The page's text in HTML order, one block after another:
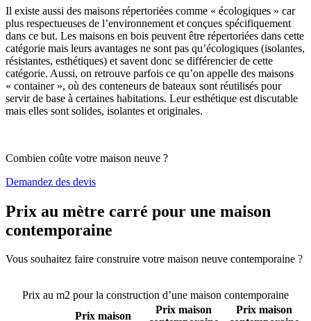
Il existe aussi des maisons répertoriées comme « écologiques » car
plus respectueuses de l’environnement et conçues spécifiquement
dans ce but. Les maisons en bois peuvent être répertoriées dans cette
catégorie mais leurs avantages ne sont pas qu’écologiques (isolantes,
résistantes, esthétiques) et savent donc se différencier de cette
catégorie. Aussi, on retrouve parfois ce qu’on appelle des maisons
« container », où des conteneurs de bateaux sont réutilisés pour
servir de base à certaines habitations. Leur esthétique est discutable
mais elles sont solides, isolantes et originales.
Combien coûte votre maison neuve ?
Demandez des devis
Prix au mètre carré pour une maison
contemporaine
Vous souhaitez faire construire votre maison neuve contemporaine ?
Prix au m2 pour la construction d’une maison contemporaine
Prix maison
Prix maison
Prix maison